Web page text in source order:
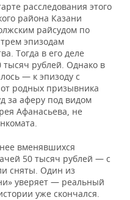
расследования этого
района Казани
райсудом по
эпизодам
Тогда в его деле
тысяч рублей. Однако в
— к эпизоду с
родных призывника
за аферу под видом
Афанасьева, не
вменявшихся
50 тысяч рублей — с
сняты. Один из
уверяет — реальный
уже скончался.